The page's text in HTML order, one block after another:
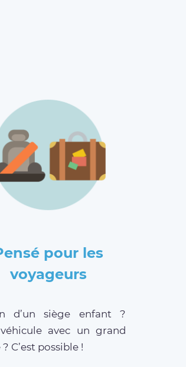
pour les
voyageurs
d’un siège enfant ?
véhicule avec un grand
C’est possible !